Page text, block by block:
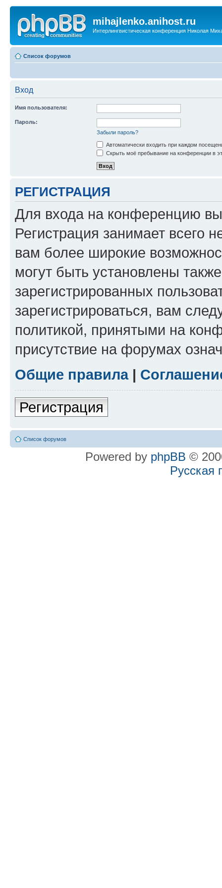
mihajlenko.anihost.ru
Интерлингвистическая конференция Николая
Список форумов
Вход
Имя пользователя:
Пароль:
Забыли пароль?
Автоматически входить при каждом
Скрыть моё пребывание на конференции в
РЕГИСТРАЦИЯ
Для входа на конференцию
Регистрация занимает всего
вам более широкие
могут быть установлены
зарегистрированных
зарегистрироваться, вам
политикой, принятыми на
присутствие на форумах
Общие правила|
Регистрация
Список форумов
Powered by phpBB ©
Русская